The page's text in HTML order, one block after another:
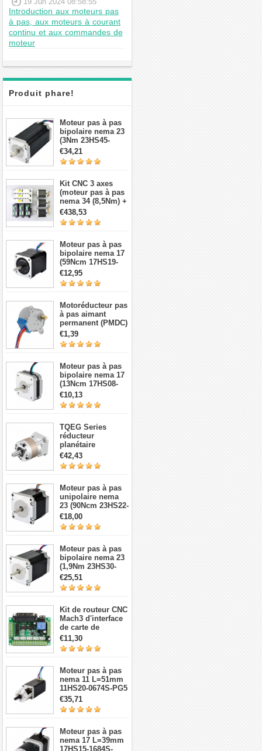
Introduction aux moteurs pas
à pas, aux moteurs à courant
continu et aux commandes de
moteur
Produit phare!
Moteur pas à pas
bipolaire nema 23
(3Nm 23HS45-
4204S 4,2A 1,8 deg
3,78V 4 fils）
€34,21
Kit CNC 3 axes
(moteur pas à pas
nema 34 (8,5Nm) +
Driver + source de
courant)
€438,53
Moteur pas à pas
bipolaire nema 17
(59Ncm 17HS19-
2004S1 2A 4 fils
avec câble 1m et
connecteur)
€12,95
Motoréducteur pas
à pas aimant
permanent (PMDC)
5V 28BYJ-48,
réduction 64:1, 4
phases 5 fils 5 V
€1,39
Moteur pas à pas
bipolaire nema 17
(13Ncm 17HS08-
1004S 1,8 degré 1A
3,5V 4 fils)
€10,13
TQEG Series
réducteur
planétaire
TQEG17-G5 5:1
contrecoup 15arc-
min pour moteur
servomoteur Nema
17
€42,43
Moteur pas à pas
unipolaire nema
23 (90Ncm 23HS22-
1006S 1,8 degré 1A
7,4V 6 fils)
€18,00
Moteur pas à pas
bipolaire nema 23
(1,9Nm 23HS30-
2804S 1,8 degré
2,8A 3,2V 4 fils)
€25,51
Kit de routeur CNC
Mach3 d'interface
de carte de
dérivation CNC à 5
axes
€11,30
Moteur pas à pas
nema 11 L=51mm
11HS20-0674S-PG5
avec 5:1
réducteurs
planétaires
€35,71
Moteur pas à pas
nema 17 L=39mm
17HS15-1684S-